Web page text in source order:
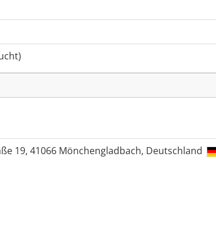
19, 41066 Mönchengladbach, Deutschland